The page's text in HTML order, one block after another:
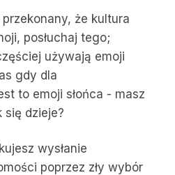
że kultura
posłuchaj tego;
używają emoji
gdy dla
to emoji słońca - masz
się dzieje?
wysłanie
poprzez zły wybór